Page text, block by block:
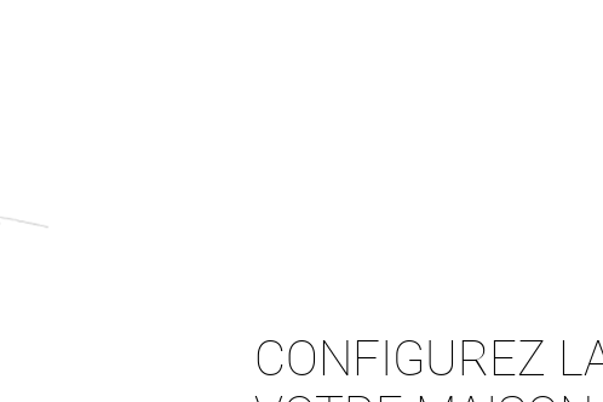
CONFIGUREZ